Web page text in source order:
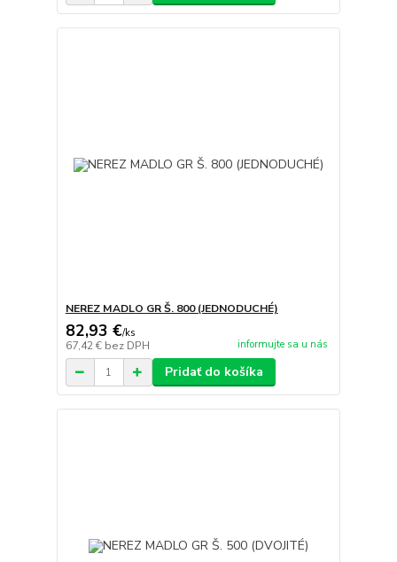
NEREZ MADLO GR Š. 800 (JEDNODUCHÉ)
82,93 €/ks
67,42 € bez DPH informujte sa u nás
Pridať do košíka